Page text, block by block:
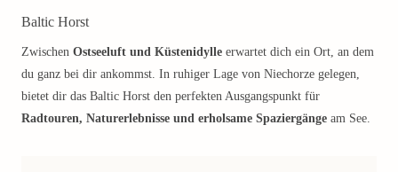
Baltic Horst
Zwischen Ostseeluft und Küstenidylle erwartet dich ein Ort, an dem
du ganz bei dir ankommst. In ruhiger Lage von Niechorze gelegen,
bietet dir das Baltic Horst den perfekten Ausgangspunkt für
Radtouren, Naturerlebnisse und erholsame Spaziergänge am See.